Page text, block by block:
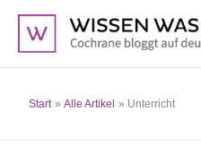
Inhalt
springen
Start Alle Artikel Unterricht